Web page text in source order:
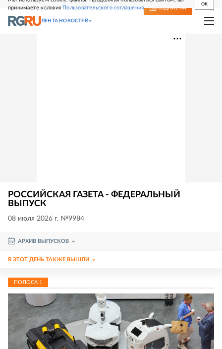
принимаете условия Пользовательского соглашения
OK
СВЕЖИЙ НОМЕР ПОДПИСКА
ЛЕНТА НОВОСТЕЙ
РОССИЙСКАЯ ГАЗЕТА - ФЕДЕРАЛЬНЫЙ
ВЫПУСК
08 июля 2026 г. №9984
АРХИВ ВЫПУСКОВ
В ЭТОТ ДЕНЬ ТАКЖЕ ВЫШЛИ
ПОЛОСА 1